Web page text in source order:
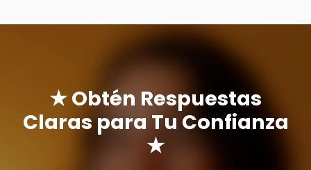
★ Obtén Respuestas
Claras para Tu Confianza
★